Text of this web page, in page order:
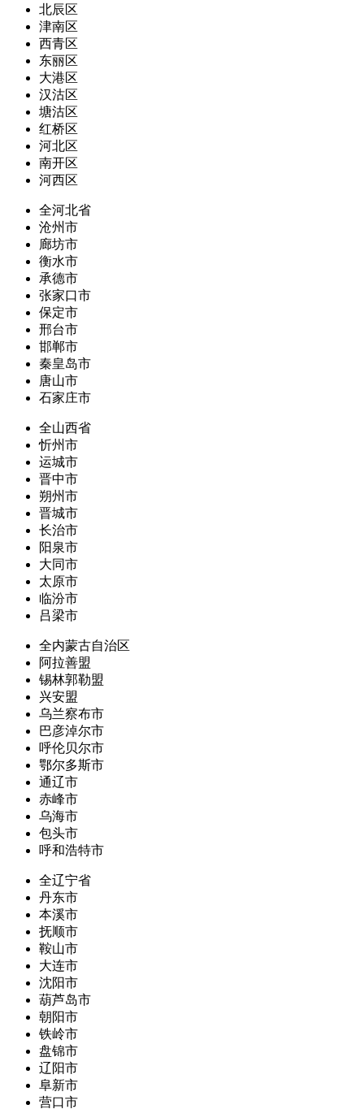
北辰区
津南区
西青区
东丽区
大港区
汉沽区
塘沽区
红桥区
河北区
南开区
河西区
全河北省
沧州市
廊坊市
衡水市
承德市
张家口市
保定市
邢台市
邯郸市
秦皇岛市
唐山市
石家庄市
全山西省
忻州市
运城市
晋中市
朔州市
晋城市
长治市
阳泉市
大同市
太原市
临汾市
吕梁市
全内蒙古自治区
阿拉善盟
锡林郭勒盟
兴安盟
乌兰察布市
巴彦淖尔市
呼伦贝尔市
鄂尔多斯市
通辽市
赤峰市
乌海市
包头市
呼和浩特市
全辽宁省
丹东市
本溪市
抚顺市
鞍山市
大连市
沈阳市
葫芦岛市
朝阳市
铁岭市
盘锦市
辽阳市
阜新市
营口市